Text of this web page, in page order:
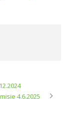
4.6.2025